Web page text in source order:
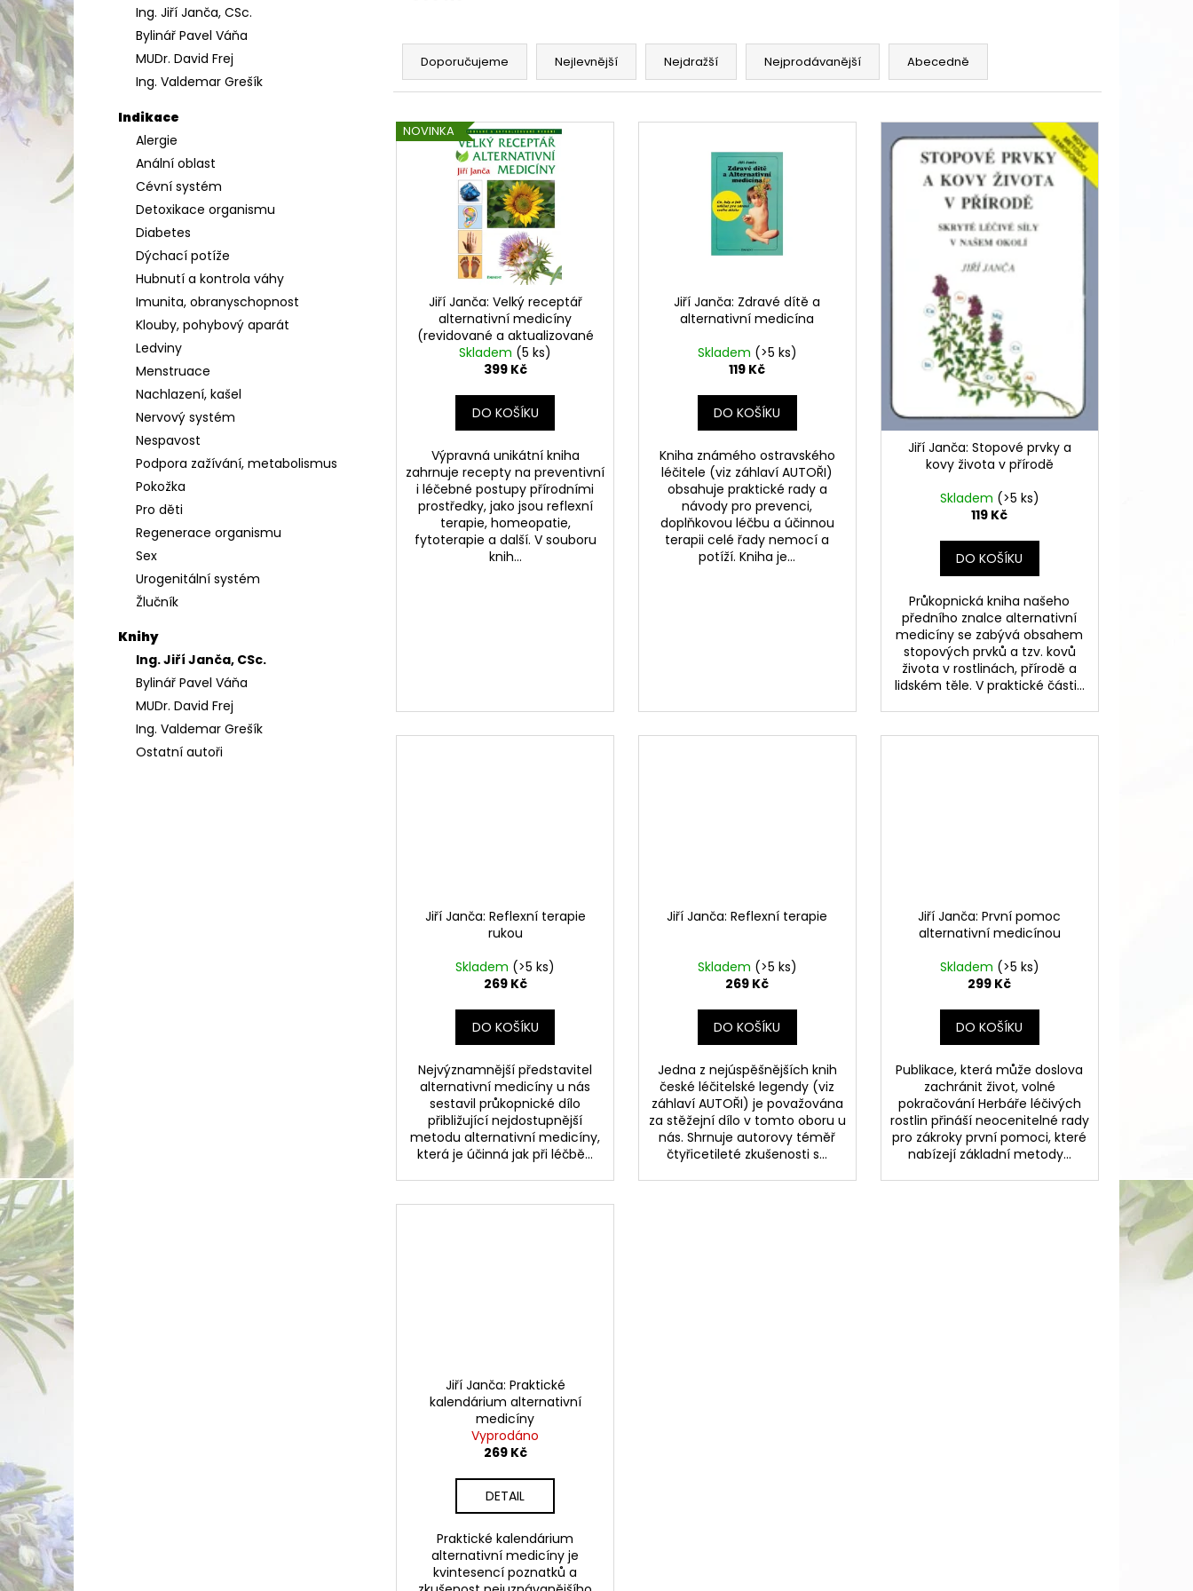
a
n
l
Ing. Jiří Janča, CSc.
Bylinář Pavel Váňa
MUDr. David Frej
Ing. Valdemar Grešík
Indikace
Alergie
Anální oblast
Cévní systém
Detoxikace organismu
Diabetes
Dýchací potíže
Hubnutí a kontrola váhy
Imunita, obranyschopnost
Klouby, pohybový aparát
Ledviny
Menstruace
Nachlazení, kašel
Nervový systém
Nespavost
Podpora zažívání, metabolismus
Pokožka
Pro děti
Regenerace organismu
Sex
Urogenitální systém
Žlučník
Knihy
Ing. Jiří Janča, CSc.
Bylinář Pavel Váňa
MUDr. David Frej
Ing. Valdemar Grešík
Ostatní autoři
Ř
z
n
Doporučujeme Nejlevnější Nejdražší Nejprodávanější Abecedně
V
ýNOVINKA
Jiří Janča: Velký receptář
alternativní medicíny
(revidované a aktualizované
vydání)
Skladem (5 ks)
399 Kč
DO KOŠÍKU
Výpravná unikátní kniha
zahrnuje recepty na preventivní
i léčebné postupy přírodními
prostředky, jako jsou reflexní
terapie, homeopatie,
fytoterapie a další. V souboru
knih...
Jiří Janča: Zdravé dítě a
alternativní medicína
Skladem (>5 ks)
119 Kč
DO KOŠÍKU
Kniha známého ostravského
léčitele (viz záhlaví AUTOŘI)
obsahuje praktické rady a
návody pro prevenci,
doplňkovou léčbu a účinnou
terapii celé řady nemocí a
potíží. Kniha je...
Jiří Janča: Stopové prvky a
kovy života v přírodě
Skladem (>5 ks)
119 Kč
DO KOŠÍKU
Průkopnická kniha našeho
předního znalce alternativní
medicíny se zabývá obsahem
stopových prvků a tzv. kovů
života v rostlinách, přírodě a
lidském těle. V praktické části...
Jiří Janča: Reflexní terapie
rukou
Skladem (>5 ks)
269 Kč
DO KOŠÍKU
Nejvýznamnější představitel
alternativní medicíny u nás
sestavil průkopnické dílo
přibližující nejdostupnější
metodu alternativní medicíny,
která je účinná jak při léčbě...
Jiří Janča: Reflexní terapie
Skladem (>5 ks)
269 Kč
DO KOŠÍKU
Jedna z nejúspěšnějších knih
české léčitelské legendy (viz
záhlaví AUTOŘI) je považována
za stěžejní dílo v tomto oboru u
nás. Shrnuje autorovy téměř
čtyřicetileté zkušenosti s...
Jiří Janča: První pomoc
alternativní medicínou
Skladem (>5 ks)
299 Kč
DO KOŠÍKU
Publikace, která může doslova
zachránit život, volné
pokračování Herbáře léčivých
rostlin přináší neocenitelné rady
pro zákroky první pomoci, které
nabízejí základní metody...
Jiří Janča: Praktické
kalendárium alternativní
medicíny
Vyprodáno
269 Kč
DETAIL
Praktické kalendárium
alternativní medicíny je
kvintesencí poznatků a